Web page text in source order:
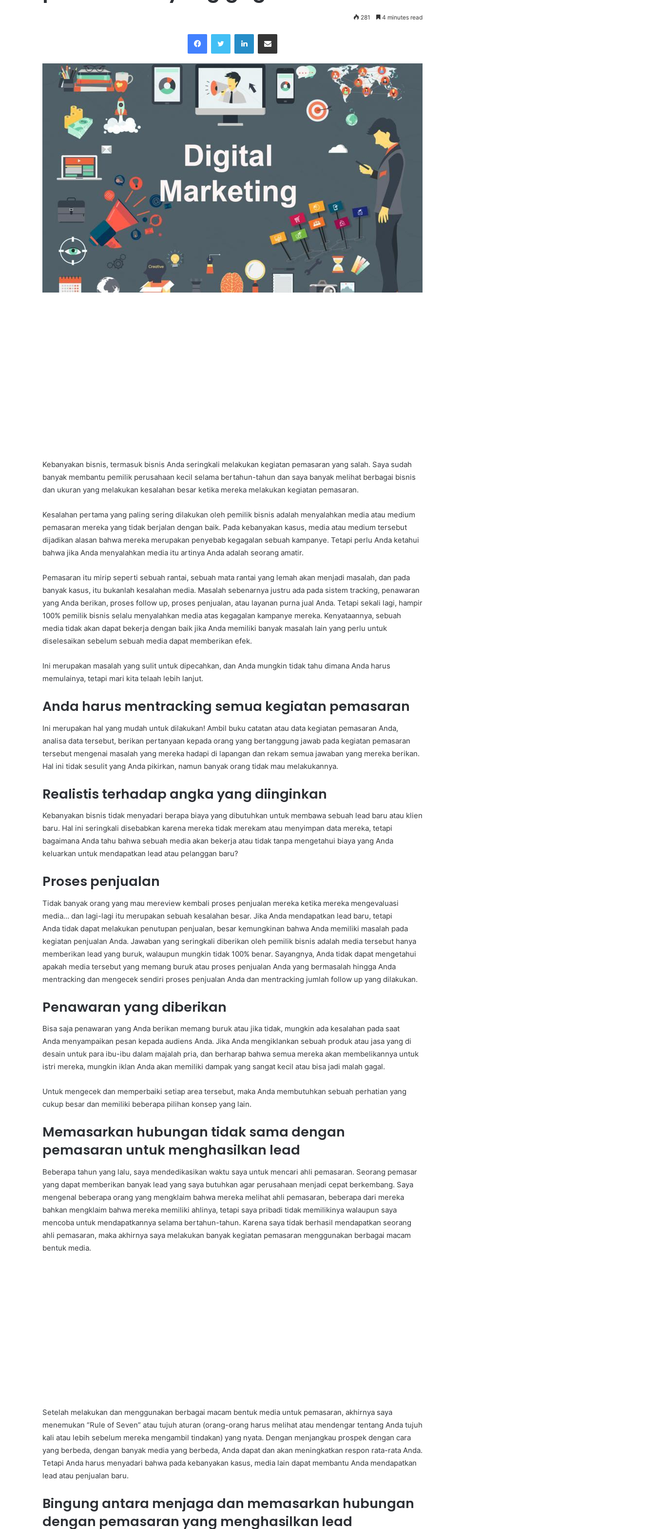
281 4 minutes read
Kebanyakan bisnis, termasuk bisnis Anda seringkali melakukan kegiatan pemasaran yang salah. Saya sudah
banyak membantu pemilik perusahaan kecil selama bertahun-tahun dan saya banyak melihat berbagai bisnis
dan ukuran yang melakukan kesalahan besar ketika mereka melakukan kegiatan pemasaran.
Kesalahan pertama yang paling sering dilakukan oleh pemilik bisnis adalah menyalahkan media atau medium
pemasaran mereka yang tidak berjalan dengan baik. Pada kebanyakan kasus, media atau medium tersebut
dijadikan alasan bahwa mereka merupakan penyebab kegagalan sebuah kampanye. Tetapi perlu Anda ketahui
bahwa jika Anda menyalahkan media itu artinya Anda adalah seorang amatir.
Pemasaran itu mirip seperti sebuah rantai, sebuah mata rantai yang lemah akan menjadi masalah, dan pada
banyak kasus, itu bukanlah kesalahan media. Masalah sebenarnya justru ada pada sistem tracking, penawaran
yang Anda berikan, proses follow up, proses penjualan, atau layanan purna jual Anda. Tetapi sekali lagi, hampir
100% pemilik bisnis selalu menyalahkan media atas kegagalan kampanye mereka. Kenyataannya, sebuah
media tidak akan dapat bekerja dengan baik jika Anda memiliki banyak masalah lain yang perlu untuk
diselesaikan sebelum sebuah media dapat memberikan efek.
Ini merupakan masalah yang sulit untuk dipecahkan, dan Anda mungkin tidak tahu dimana Anda harus
memulainya, tetapi mari kita telaah lebih lanjut.
Anda harus mentracking semua kegiatan pemasaran
Ini merupakan hal yang mudah untuk dilakukan! Ambil buku catatan atau data kegiatan pemasaran Anda,
analisa data tersebut, berikan pertanyaan kepada orang yang bertanggung jawab pada kegiatan pemasaran
tersebut mengenai masalah yang mereka hadapi di lapangan dan rekam semua jawaban yang mereka berikan.
Hal ini tidak sesulit yang Anda pikirkan, namun banyak orang tidak mau melakukannya.
Realistis terhadap angka yang diinginkan
Kebanyakan bisnis tidak menyadari berapa biaya yang dibutuhkan untuk membawa sebuah lead baru atau klien
baru. Hal ini seringkali disebabkan karena mereka tidak merekam atau menyimpan data mereka, tetapi
bagaimana Anda tahu bahwa sebuah media akan bekerja atau tidak tanpa mengetahui biaya yang Anda
keluarkan untuk mendapatkan lead atau pelanggan baru?
Proses penjualan
Tidak banyak orang yang mau mereview kembali proses penjualan mereka ketika mereka mengevaluasi
media… dan lagi-lagi itu merupakan sebuah kesalahan besar. Jika Anda mendapatkan lead baru, tetapi
Anda tidak dapat melakukan penutupan penjualan, besar kemungkinan bahwa Anda memiliki masalah pada
kegiatan penjualan Anda. Jawaban yang seringkali diberikan oleh pemilik bisnis adalah media tersebut hanya
memberikan lead yang buruk, walaupun mungkin tidak 100% benar. Sayangnya, Anda tidak dapat mengetahui
apakah media tersebut yang memang buruk atau proses penjualan Anda yang bermasalah hingga Anda
mentracking dan mengecek sendiri proses penjualan Anda dan mentracking jumlah follow up yang dilakukan.
Penawaran yang diberikan
Bisa saja penawaran yang Anda berikan memang buruk atau jika tidak, mungkin ada kesalahan pada saat
Anda menyampaikan pesan kepada audiens Anda. Jika Anda mengiklankan sebuah produk atau jasa yang di
desain untuk para ibu-ibu dalam majalah pria, dan berharap bahwa semua mereka akan membelikannya untuk
istri mereka, mungkin iklan Anda akan memiliki dampak yang sangat kecil atau bisa jadi malah gagal.
Untuk mengecek dan memperbaiki setiap area tersebut, maka Anda membutuhkan sebuah perhatian yang
cukup besar dan memiliki beberapa pilihan konsep yang lain.
Memasarkan hubungan tidak sama dengan
pemasaran untuk menghasilkan lead
Beberapa tahun yang lalu, saya mendedikasikan waktu saya untuk mencari ahli pemasaran. Seorang pemasar
yang dapat memberikan banyak lead yang saya butuhkan agar perusahaan menjadi cepat berkembang. Saya
mengenal beberapa orang yang mengklaim bahwa mereka melihat ahli pemasaran, beberapa dari mereka
bahkan mengklaim bahwa mereka memiliki ahlinya, tetapi saya pribadi tidak memilikinya walaupun saya
mencoba untuk mendapatkannya selama bertahun-tahun. Karena saya tidak berhasil mendapatkan seorang
ahli pemasaran, maka akhirnya saya melakukan banyak kegiatan pemasaran menggunakan berbagai macam
bentuk media.
Setelah melakukan dan menggunakan berbagai macam bentuk media untuk pemasaran, akhirnya saya
menemukan “Rule of Seven” atau tujuh aturan (orang-orang harus melihat atau mendengar tentang Anda tujuh
kali atau lebih sebelum mereka mengambil tindakan) yang nyata. Dengan menjangkau prospek dengan cara
yang berbeda, dengan banyak media yang berbeda, Anda dapat dan akan meningkatkan respon rata-rata Anda.
Tetapi Anda harus menyadari bahwa pada kebanyakan kasus, media lain dapat membantu Anda mendapatkan
lead atau penjualan baru.
Bingung antara menjaga dan memasarkan hubungan
dengan pemasaran yang menghasilkan lead